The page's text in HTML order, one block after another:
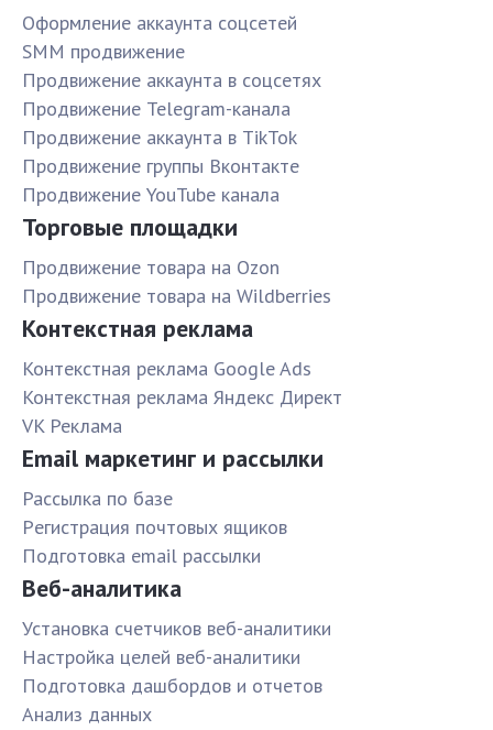
Оформление аккаунта соцсетей
SMM продвижение
Продвижение аккаунта в соцсетях
Продвижение Telegram-канала
Продвижение аккаунта в TikTok
Продвижение группы Вконтакте
Продвижение YouTube канала
Торговые площадки
Продвижение товара на Ozon
Продвижение товара на Wildberries
Контекстная реклама
Контекстная реклама Google Ads
Контекстная реклама Яндекс Директ
VK Реклама
Email маркетинг и рассылки
Рассылка по базе
Pегистрация почтовых ящиков
Подготовка email рассылки
Веб-аналитика
Установка счетчиков веб-аналитики
Настройка целей веб-аналитики
Подготовка дашбордов и отчетов
Анализ данных